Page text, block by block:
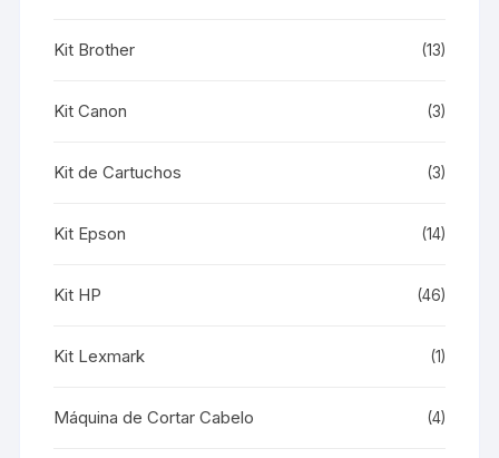
Kit Brother (13)
Kit Canon (3)
Kit de Cartuchos (3)
Kit Epson (14)
Kit HP (46)
Kit Lexmark (1)
Máquina de Cortar Cabelo (4)